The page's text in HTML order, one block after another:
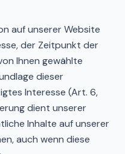
auf unserer Website
der Zeitpunkt der
Ihnen gewählte
dieser
Interesse (Art. 6,
dient unserer
Inhalte auf unserer
auch wenn diese